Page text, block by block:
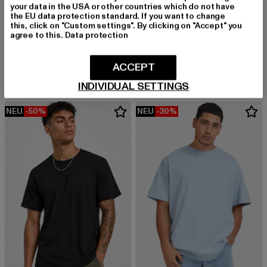
URBAN CLASSICS
Derzeitiger Preis: 18,89 EURAktionspreis: 29,99 EUR
URBAN CLASSICS
NEU -50% NEU -30%
your data in the USA or other countries which do not have
the EU data protection standard. If you want to change
this, click on "Custom settings". By clicking on "Accept" you
agree to this. Data protection
INDIVIDUAL SETTINGS
ACCEPT